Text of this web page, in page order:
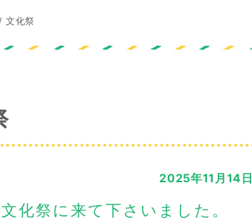
/ 文化祭
2025年11月14日
化祭に来て下さいました。